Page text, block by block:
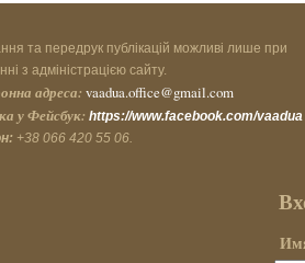
та передрук публікацій можливі лише при
з адміністрацією сайту.
адреса: vaadua.office@gmail.com
у Фейсбук: https://www.facebook.com/vaadua
+38 066 420 55 06.